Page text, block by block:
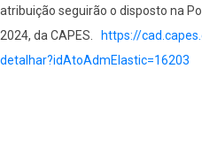
atribuição seguirão o disposto na
2024, da CAPES.
https://
detalhar?idAtoAdmElastic=16203